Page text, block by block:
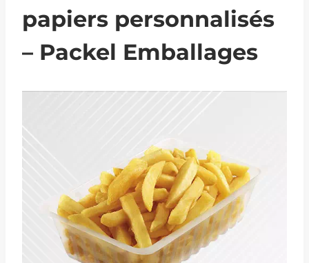
papiers personnalisés
– Packel Emballages